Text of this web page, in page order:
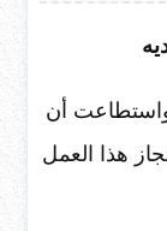
واستطاعت أن
هذا العمل